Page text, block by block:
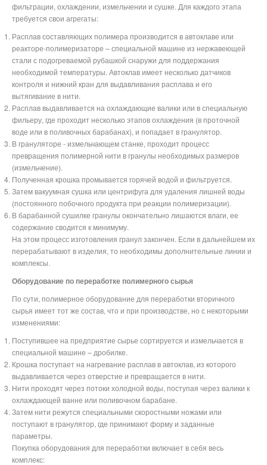
фильтрации, охлаждении, измельчении и сушке. Для каждого этапа
требуется свои агрегаты:
Расплав составляющих полимера производится в автоклаве или
реакторе-полимеризаторе – специальной машине из нержавеющей
стали с подогреваемой рубашкой снаружи для поддержания
необходимой температуры. Автоклав имеет несколько датчиков
контроля и нижний кран для выдавливания расплава и его
вытягивание в нити.
Расплав выдавливается на охлаждающие валики или в специальную
фильеру, где проходит несколько этапов охлаждения (в проточной
воде или в поливочных барабанах), и попадает в гранулятор.
В грануляторе - измельчающем станке, проходит процесс
превращения полимерной нити в гранулы необходимых размеров
(измельчение).
Полученная крошка промывается горячей водой и фильтруется.
Затем вакуумная сушка или центрифуга для удаления лишней воды
(постоянного побочного продукта при реакции полимеризации).
В барабанной сушилке гранулы окончательно лишаются влаги, ее
содержание сводится к минимуму.
На этом процесс изготовления гранул закончен. Если в дальнейшем их
перерабатывают в изделия, то необходимы дополнительные линии и
комплексы.
Оборудование по переработке полимерного сырья
По сути, полимерное оборудование для переработки вторичного
сырья имеет тот же состав, что и при производстве, но с некоторыми
изменениями:
Поступившее на предприятие сырье сортируется и измельчается в
специальной машине – дробилке.
Крошка поступает на нагревание расплав в автоклав, из которого
выдавливается через отверстие и превращается в нити.
Нити проходят через потоки холодной воды, поступая через валики к
охлаждающей ванне или поливочном барабане.
Затем нити режутся специальными скоростными ножами или
поступают в гранулятор, где принимают форму и заданные
параметры.
Покупка оборудования для переработки включает в себя весь
комплекс: